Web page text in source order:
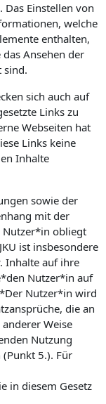
Einstellen von
welche
enthalten,
Ansehen der
sind.
sich auch auf
Links zu
Webseiten hat
Links keine
Inhalte
sowie der
mit der
obliegt
ist insbesondere
Inhalte auf ihre
Nutzer*in auf
Nutzer*in wird
die an
Weise
Nutzung
5.). Für
in diesem Gesetz